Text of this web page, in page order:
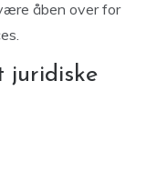
åben over for
juridiske